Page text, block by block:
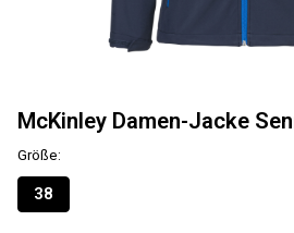
McKinley Damen-Jacke
Größe:
38